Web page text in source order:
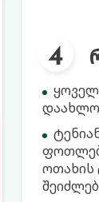
ოთახის